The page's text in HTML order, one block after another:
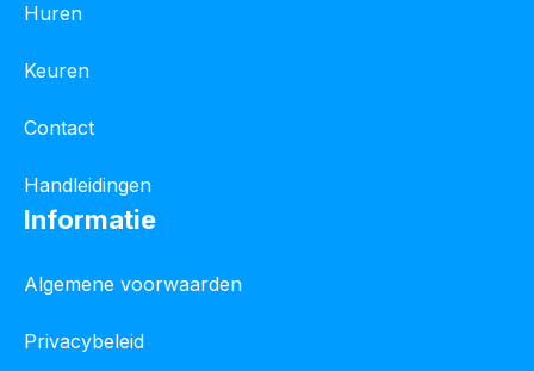
Huren
Keuren
Contact
Handleidingen
Informatie
Algemene voorwaarden
Privacybeleid